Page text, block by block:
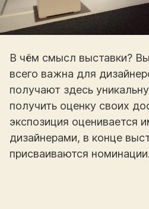
В чём смысл выставки?
всего важна для
получают здесь
получить оценку своих
экспозиция оценивается
дизайнерами, в конце
присваиваются номинации.